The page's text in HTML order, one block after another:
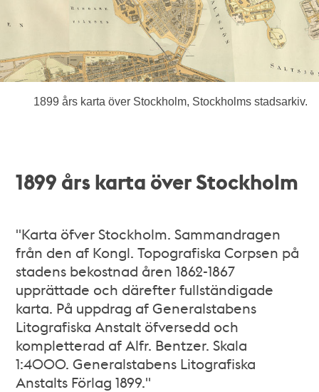
1899 års karta över Stockholm, Stockholms stadsarkiv.
1899 års karta över Stockholm
"Karta öfver Stockholm. Sammandragen
från den af Kongl. Topografiska Corpsen på
stadens bekostnad åren 1862-1867
upprättade och därefter fullständigade
karta. På uppdrag af Generalstabens
Litografiska Anstalt öfversedd och
kompletterad af Alfr. Bentzer. Skala
1:4000. Generalstabens Litografiska
Anstalts Förlag 1899."